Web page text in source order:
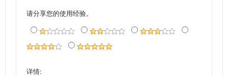
请分享您的使用经验。
详情: